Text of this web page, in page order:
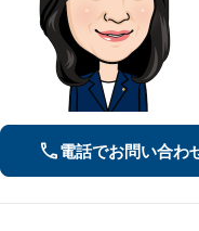
電話でお問い合わ